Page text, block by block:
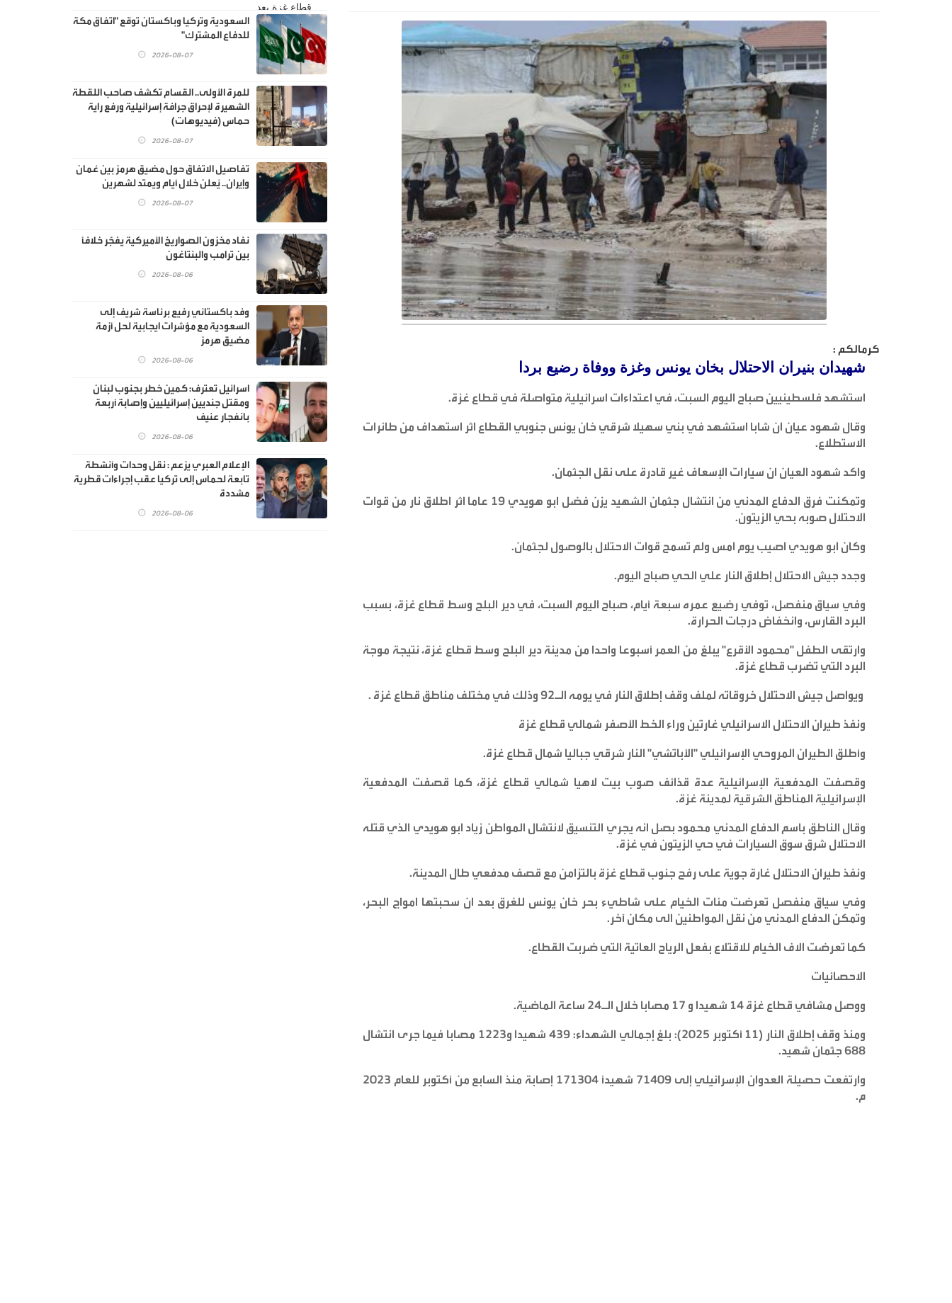
كرمالكم :
شهيدان بنيران الاحتلال بخان يونس وغزة ووفاة رضيع بردا
استشهد فلسطينيين صباح اليوم السبت، في اعتداءات اسرائيلية متواصلة في قطاع غزة.
وقال شهود عيان ان شابا استشهد في بني سهيلا شرقي خان يونس جنوبي القطاع اثر استهداف من طائرات
الاستطلاع.
واكد شهود العيان ان سيارات الإسعاف غير قادرة على نقل الجثمان.
وتمكنت فرق الدفاع المدني من انتشال جثمان الشهيد يزن فضل ابو هويدي 19 عاما اثر اطلاق نار من قوات
الاحتلال صوبه بحي الزيتون.
وكان ابو هويدي اصيب يوم امس ولم تسمح قوات الاحتلال بالوصول لجثمان.
وجدد جيش الاحتلال إطلاق النار علي الحي صباح اليوم.
وفي سياق منفصل، توفي رضيع عمره سبعة أيام، صباح اليوم السبت، في دير البلح وسط قطاع غزة، بسبب
البرد القارس، وانخفاض درجات الحرارة.
وارتقى الطفل "محمود الأقرع" يبلغ من العمر أسبوعا واحدا من مدينة دير البلح وسط قطاع غزة، نتيجة موجة
البرد التي تضرب قطاع غزة.
ويواصل جيش الاحتلال خروقاته لملف وقف إطلاق النار في يومه الـ92 وذلك في مختلف مناطق قطاع غزة
.
ونفذ طيران الاحتلال الاسرائيلي غارتين وراء الخط الأصفر شمالي قطاع غزة
وأطلق الطيران المروحي الإسرائيلي "الأباتشي" النار شرقي جباليا شمال قطاع غزة.
وقصفت المدفعية الإسرائيلية عدة قذائف صوب بيت لاهيا شمالي قطاع غزة، كما قصفت المدفعية
الإسرائيلية المناطق الشرقية لمدينة غزة.
وقال الناطق باسم الدفاع المدني محمود بصل انه يجري التنسيق لانتشال المواطن زياد ابو هويدي الذي قتله
الاحتلال شرق سوق السيارات في حي الزيتون في غزة.
ونفذ طيران الاحتلال غارة جوية على رفح جنوب قطاع غزة بالتزامن مع قصف مدفعي طال المدينة.
وفي سياق منفصل تعرضت مئات الخيام على شاطيء بحر خان يونس للغرق بعد ان سحبتها امواج البحر،
وتمكن الدفاع المدني من نقل المواطنين الى مكان آخر.
كما تعرضت الاف الخيام للاقتلاع بفعل الرياح العاتية التي ضربت القطاع.
الاحصائيات
ووصل مشافي قطاع غزة 14 شهيدا و 17 مصابا خلال الـ24 ساعة الماضية
.
ومنذ وقف إطلاق النار (11 أكتوبر 2025): بلغ إجمالي الشهداء: 439 شهيدا و1223 مصابا فيما جرى انتشال
688 جثمان شهيد
.
وارتفعت حصيلة العدوان الإسرائيلي إلى 71409 شهيدًا 171304 إصابة منذ السابع من أكتوبر للعام 2023
م.
السعودية وتركيا وباكستان توقع "اتفاق مكة
للدفاع المشترك"
2026-08-07
للمرة الأولى.. القسام تكشف صاحب اللقطة
الشهيرة لإحراق جرافة إسرائيلية ورفع راية
حماس (فيديوهات)
2026-08-07
تفاصيل الاتفاق حول مضيق هرمز بين عُمان
وإيران.. يُعلن خلال أيام ويمتد لشهرين
2026-08-07
نفاد مخزون الصواريخ الأميركية يفجّر خلافًا
بين ترامب والبنتاغون
2026-08-06
وفد باكستاني رفيع برئاسة شريف إلى
السعودية مع مؤشرات ايجابية لحل أزمة
مضيق هرمز
2026-08-06
اسرائيل تعترف: كمين خطر بجنوب لبنان
ومقتل جنديين إسرائيليين وإصابة أربعة
بانفجار عنيف
2026-08-06
الإعلام العبري يزعم : نقل وحدات وأنشطة
تابعة لحماس إلى تركيا عقب إجراءات قطرية
مشددة
2026-08-06